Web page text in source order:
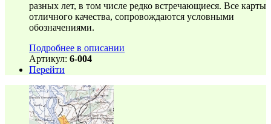
разных лет, в том числе редко встречающиеся. Все карты
отличного качества, сопровождаются условными
обозначениями.
Подробнее в описании
Артикул: 6-004
Перейти